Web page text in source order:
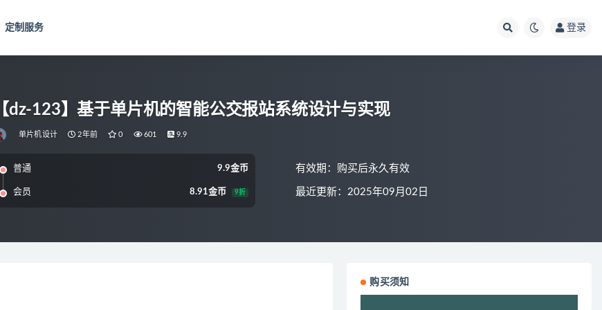
定制服务 登录
【dz-123】基于单片机的智能公交报站系统设计与实现
单片机设计 2年前 0 601 9.9
普通 9.9金币
会员 8.91金币 9折
有效期：购买后永久有效
最近更新：2025年09月02日
购买须知